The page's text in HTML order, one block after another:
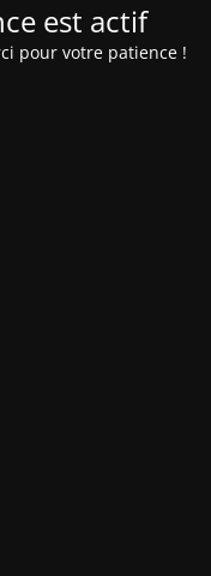
est actif
pour votre patience !